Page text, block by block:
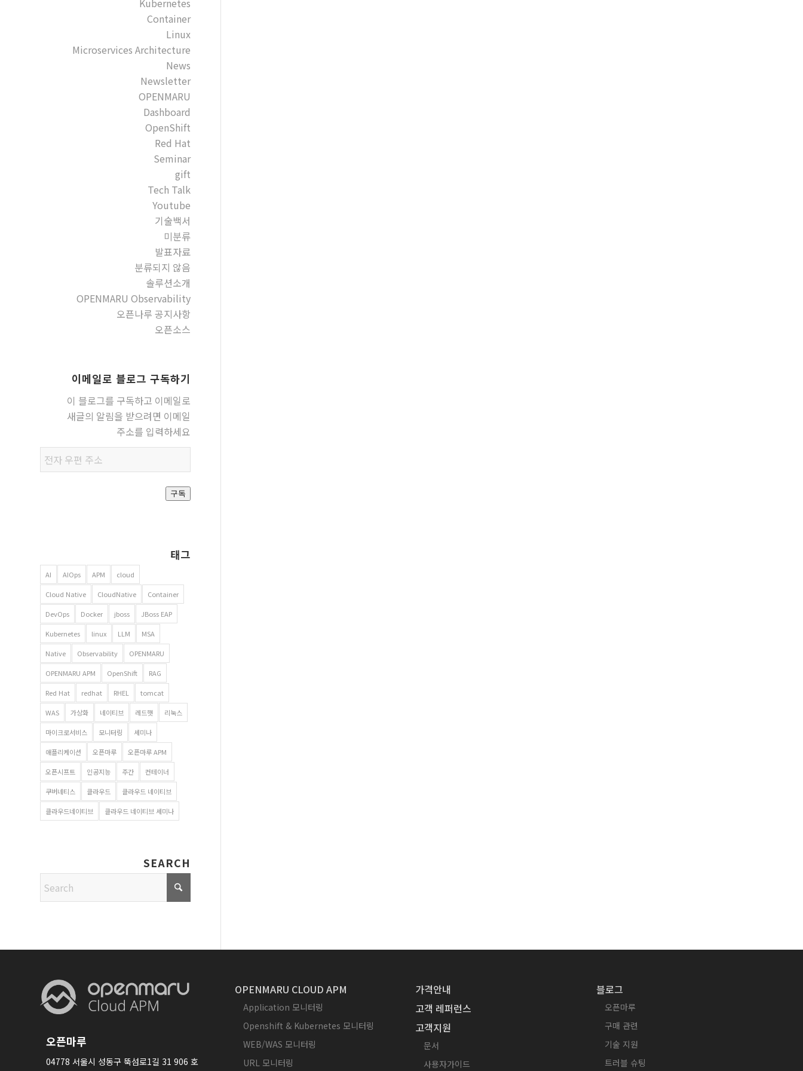
Kubernetes
Container
Linux
Microservices Architecture
News
Newsletter
OPENMARU
Dashboard
OpenShift
Red Hat
Seminar
gift
Tech Talk
Youtube
기술백서
미분류
발표자료
분류되지 않음
솔루션소개
OPENMARU Observability
오픈나루 공지사항
오픈소스
이메일로 블로그 구독하기
이 블로그를 구독하고 이메일로
새글의 알림을 받으려면 이메일
주소를 입력하세요
우편
주소
구독
태그
AI AIOps APM cloud
Cloud Native CloudNative Container
DevOps Docker jboss JBoss EAP
Kubernetes linux LLM MSA
Native Observability OPENMARU
OPENMARU APM OpenShift RAG
Red Hat redhat RHEL tomcat
WAS 가상화 네이티브 레드햇 리눅스
마이크로서비스 모니터링 세미나
애플리케이션 오픈마루 오픈마루 APM
오픈시프트 인공지능 주간 컨테이너
쿠버네티스 클라우드 클라우드 네이티브
클라우드네이티브 클라우드 네이티브 세미나
SEARCH
오픈마루
04778 서울시 성동구 뚝섬로1길 31 906 호
OPENMARU CLOUD APM
Application 모니터링
Openshift & Kubernetes 모니터링
WEB/WAS 모니터링
URL 모니터링
가격안내
고객 레퍼런스
고객지원
문서
사용자가이드
블로그
오픈마루
구매 관련
기술 지원
트러블 슈팅